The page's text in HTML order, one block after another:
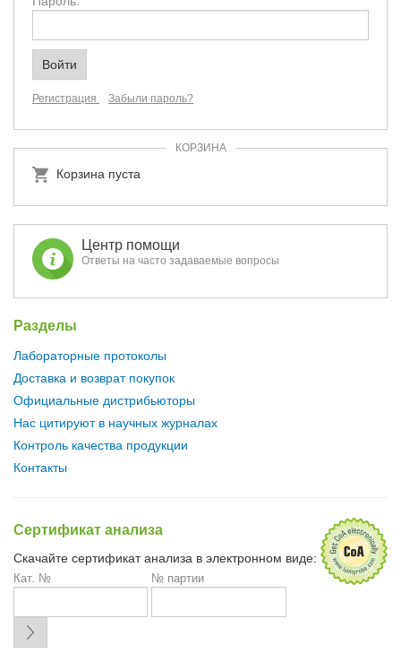
Регистрация Забыли пароль?
КОРЗИНА
Корзина пуста
Центр помощи
Ответы на часто задаваемые вопросы
Разделы
Лабораторные протоколы
Доставка и возврат покупок
Официальные дистрибьюторы
Нас цитируют в научных журналах
Контроль качества продукции
Контакты
Сертификат анализа
Скачайте сертификат анализа в электронном виде:
Кат. № № партии